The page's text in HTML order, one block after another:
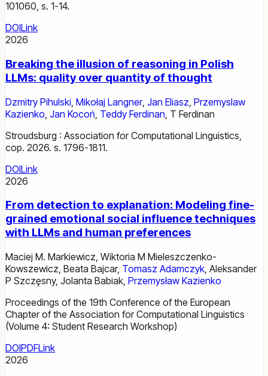
101060, s. 1-14.
DOILink
2026
Breaking the illusion of reasoning in Polish
LLMs: quality over quantity of thought
Dzmitry Pihulski Mikołaj Langner, Jan Eliasz Przemyslaw
Kazienko Jan Kocoń Teddy Ferdinan T Ferdinan
Stroudsburg : Association for Computational Linguistics,
cop. 2026. s. 1796-1811.
DOILink
2026
From detection to explanation: Modeling fine-
grained emotional social influence techniques
with LLMs and human preferences
Maciej M. Markiewicz Wiktoria M Mieleszczenko-
Kowszewicz Beata Bajcar, Tomasz Adamczyk Aleksander
P Szczęsny, Jolanta Babiak Przemysław Kazienko
Proceedings of the 19th Conference of the European
Chapter of the Association for Computational Linguistics
(Volume 4: Student Research Workshop)
DOIPDFLink
2026